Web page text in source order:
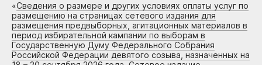
«Сведения о размере и других условиях оплаты услуг по
размещению на страницах сетевого издания для
размещения предвыборных, агитационных материалов в
период избирательной кампании по выборам в
Государственную Думу Федерального Собрания
Российской Федерации девятого созыва, назначенных на